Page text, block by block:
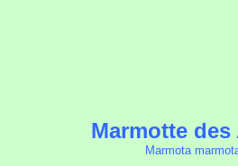
Marmotte des
Marmota